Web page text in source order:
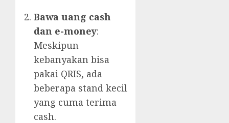
Bawa uang cash
dan e-money:
Meskipun
kebanyakan bisa
pakai QRIS, ada
beberapa stand kecil
yang cuma terima
cash.